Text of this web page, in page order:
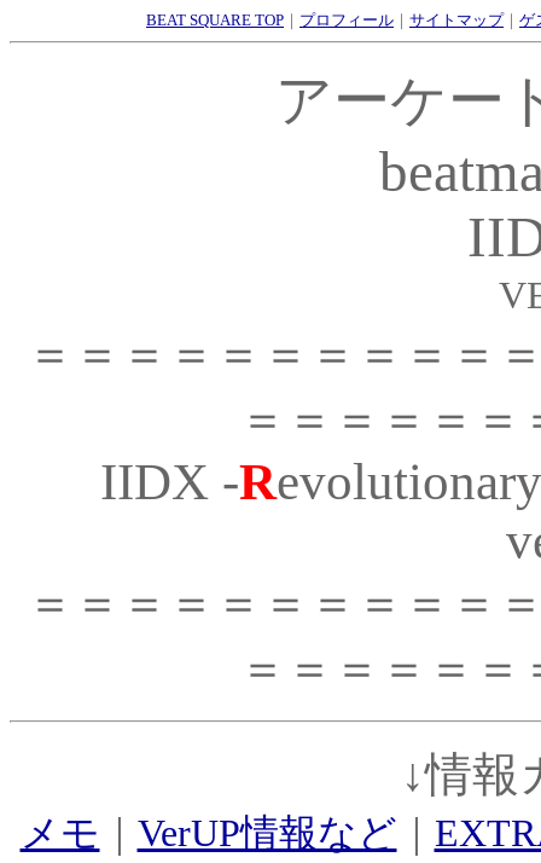
BEAT SQUARE TOP ｜ プロフィール ｜ サイトマップ｜ ゲ
アーケー
＝＝＝＝＝＝＝＝＝＝
＝＝＝＝＝
IIDX -R
＝＝＝＝＝＝＝＝＝＝
＝＝＝＝＝
↓情報
メモ VerUP情報など